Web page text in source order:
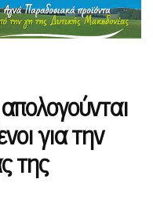
για την
της